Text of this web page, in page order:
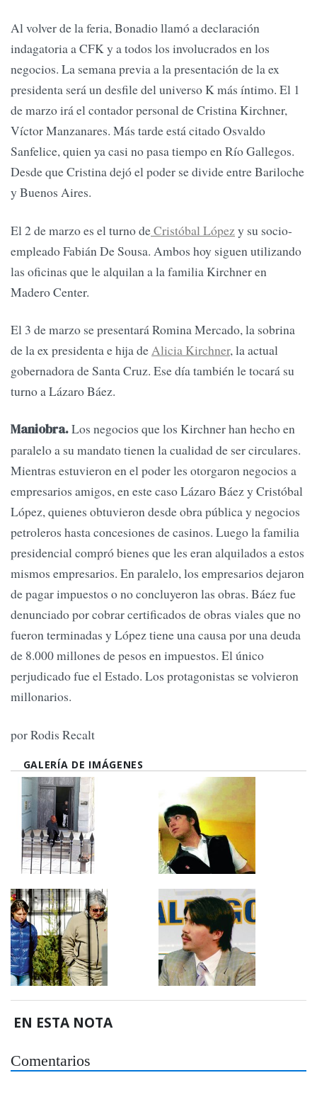
Al volver de la feria, Bonadio llamó a declaración
indagatoria a CFK y a todos los involucrados en los
negocios. La semana previa a la presentación de la ex
presidenta será un desfile del universo K más íntimo. El 1
de marzo irá el contador personal de Cristina Kirchner,
Víctor Manzanares. Más tarde está citado Osvaldo
Sanfelice, quien ya casi no pasa tiempo en Río Gallegos.
Desde que Cristina dejó el poder se divide entre Bariloche
y Buenos Aires.
El 2 de marzo es el turno deCristóbal Lópezy su socio-
empleado Fabián De Sousa. Ambos hoy siguen utilizando
las oficinas que le alquilan a la familia Kirchner en
Madero Center.
El 3 de marzo se presentará Romina Mercado, la sobrina
de la ex presidenta e hija deAlicia Kirchner, la actual
gobernadora de Santa Cruz. Ese día también le tocará su
turno a Lázaro Báez.
Maniobra.Los negocios que los Kirchner han hecho en
paralelo a su mandato tienen la cualidad de ser circulares.
Mientras estuvieron en el poder les otorgaron negocios a
empresarios amigos, en este caso Lázaro Báez y Cristóbal
López, quienes obtuvieron desde obra pública y negocios
petroleros hasta concesiones de casinos. Luego la familia
presidencial compró bienes que les eran alquilados a estos
mismos empresarios. En paralelo, los empresarios dejaron
de pagar impuestos o no concluyeron las obras. Báez fue
denunciado por cobrar certificados de obras viales que no
fueron terminadas y López tiene una causa por una deuda
de 8.000 millones de pesos en impuestos. El único
perjudicado fue el Estado. Los protagonistas se volvieron
millonarios.
por Rodis Recalt
GALERÍA DE IMÁGENES
EN ESTA NOTA
Comentarios